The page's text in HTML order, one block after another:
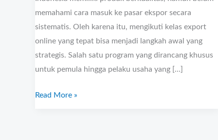
memahami cara masuk ke pasar ekspor secara
sistematis. Oleh karena itu, mengikuti kelas export
online yang tepat bisa menjadi langkah awal yang
strategis. Salah satu program yang dirancang khusus
untuk pemula hingga pelaku usaha yang […]
Read More »